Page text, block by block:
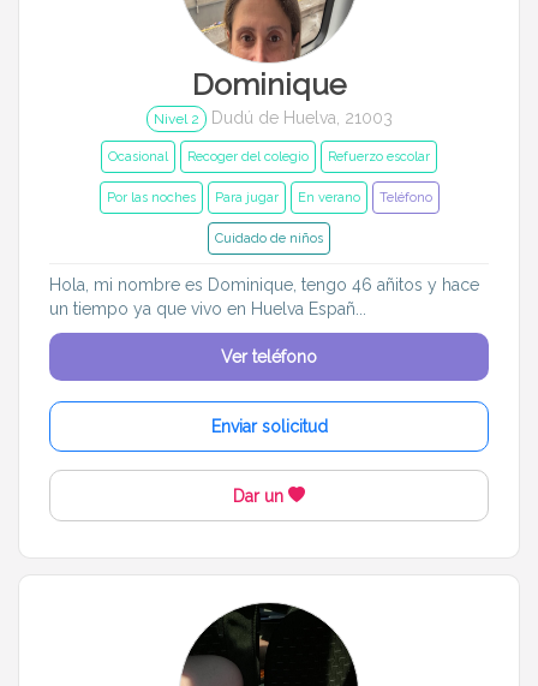
Dominique
Nivel 2 Dudú de Huelva, 21003
Ocasional Recoger del colegio Refuerzo escolar
Por las noches Para jugar En verano Teléfono
Cuidado de niños
Hola, mi nombre es Dominique, tengo 46 añitos y hace
un tiempo ya que vivo en Huelva Españ...
Ver teléfono
Enviar solicitud
Dar un